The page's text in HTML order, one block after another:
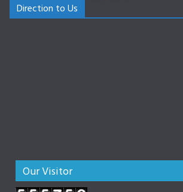
Direction to Us
Our Visitor